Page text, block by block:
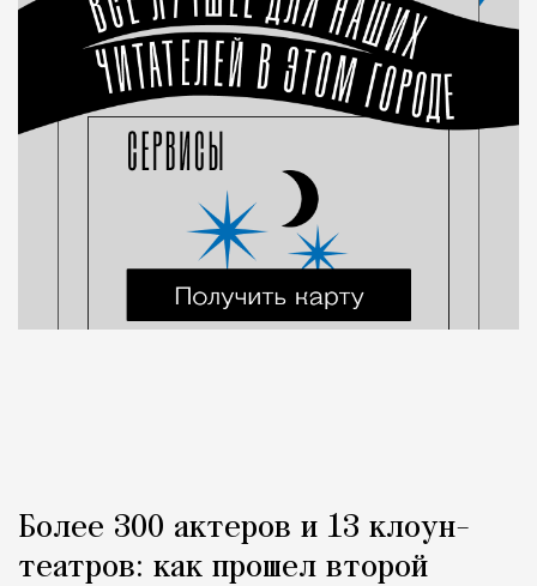
Более 300 актеров и 13 клоун-
театров: как прошел второй